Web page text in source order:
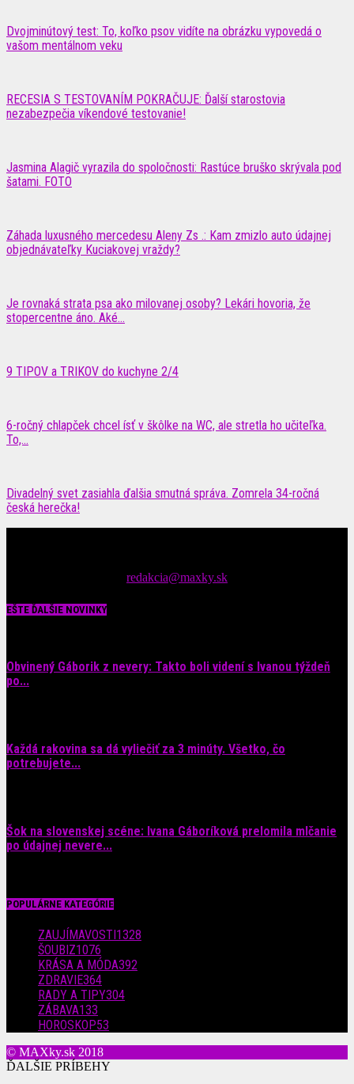
Dvojminútový test: To, koľko psov vidíte na obrázku vypovedá o
vašom mentálnom veku
RECESIA S TESTOVANÍM POKRAČUJE: Ďalší starostovia
nezabezpečia víkendové testovanie!
Jasmina Alagič vyrazila do spoločnosti: Rastúce bruško skrývala pod
šatami. FOTO
Záhada luxusného mercedesu Aleny Zs .: Kam zmizlo auto údajnej
objednávateľky Kuciakovej vraždy?
Je rovnaká strata psa ako milovanej osoby? Lekári hovoria, že
stopercentne áno. Aké...
9 TIPOV a TRIKOV do kuchyne 2/4
6-ročný chlapček chcel ísť v škôlke na WC, ale stretla ho učiteľka.
To,...
Divadelný svet zasiahla ďalšia smutná správa. Zomrela 34-ročná
česká herečka!
redakcia@maxky.sk
EŠTE ĎALŠIE NOVINKY
Obvinený Gáborik z nevery: Takto boli videní s Ivanou týždeň
po...
Každá rakovina sa dá vyliečiť za 3 minúty. Všetko, čo
potrebujete...
Šok na slovenskej scéne: Ivana Gáboríková prelomila mlčanie
po údajnej nevere...
POPULÁRNE KATEGÓRIE
ZAUJÍMAVOSTI 1328
ŠOUBIZ1076
KRÁSA A MÓDA392
ZDRAVIE364
RADY A TIPY304
ZÁBAVA133
HOROSKOP53
© MAXky.sk 2018
ĎALŠIE PRÍBEHY